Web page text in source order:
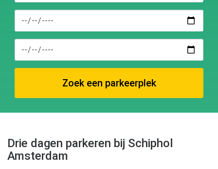
Zoek een parkeerplek
Drie dagen parkeren bij Schiphol
Amsterdam